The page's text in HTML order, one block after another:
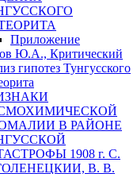
Приложение
Ю.A., Критический
гипотез Тунгусского
В РАЙОНЕ
1908 г. С.
В. В.